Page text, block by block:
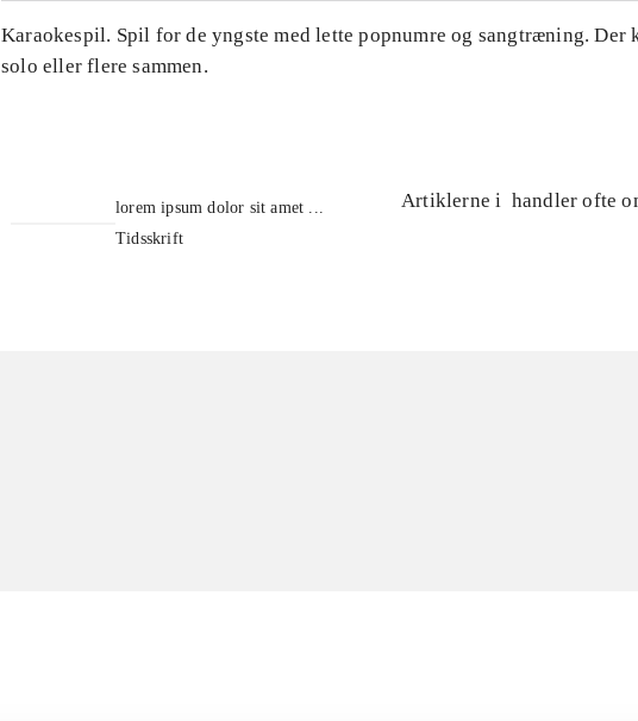
Karaokespil. Spil for de yngste med lette popnumre og sangtræning. Der
solo eller flere sammen.
lorem ipsum dolor sit amet ...
Tidsskrift
Artiklerne i handler ofte